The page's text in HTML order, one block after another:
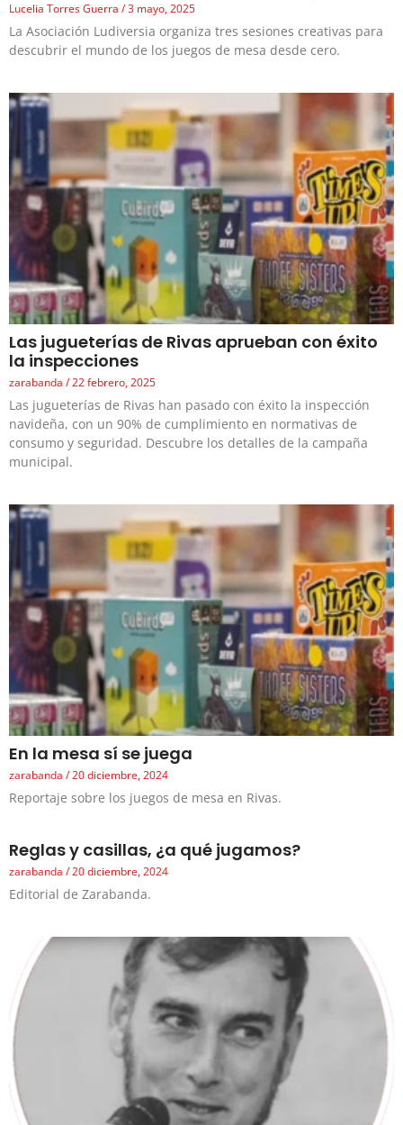
Lucelia Torres Guerra 3 mayo, 2025
La Asociación Ludiversia organiza tres sesiones creativas para
descubrir el mundo de los juegos de mesa desde cero.
Las jugueterías de Rivas aprueban con éxito
la inspecciones
zarabanda 22 febrero, 2025
Las jugueterías de Rivas han pasado con éxito la inspección
navideña, con un 90% de cumplimiento en normativas de
consumo y seguridad. Descubre los detalles de la campaña
municipal.
En la mesa sí se juega
zarabanda 20 diciembre, 2024
Reportaje sobre los juegos de mesa en Rivas.
Reglas y casillas, ¿a qué jugamos?
zarabanda 20 diciembre, 2024
Editorial de Zarabanda.